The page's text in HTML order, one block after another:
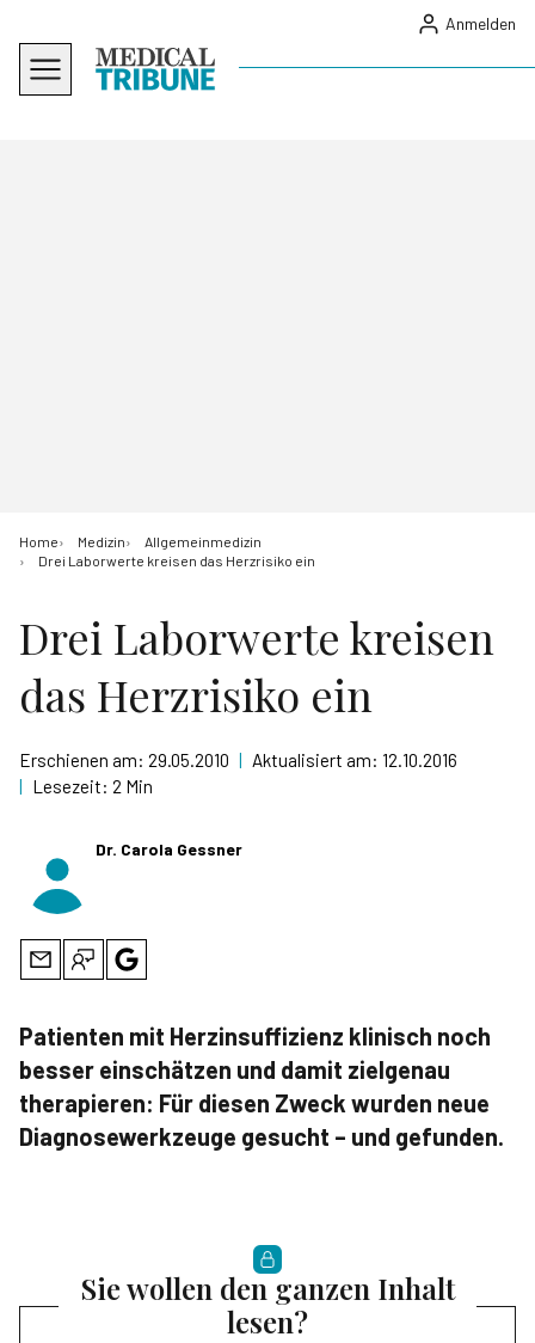
Anmelden
Home Medizin
Allgemeinmedizin
Drei Laborwerte kreisen das Herzrisiko ein
Drei Laborwerte kreisen
das Herzrisiko ein
Erschienen am: 29.05.2010 | Aktualisiert am: 12.10.2016
| Lesezeit: 2 Min
Dr. Carola Gessner
Patienten mit Herzinsuffizienz klinisch noch
besser einschätzen und damit zielgenau
therapieren: Für diesen Zweck wurden neue
Diagnosewerkzeuge gesucht – und gefunden.
Sie wollen den ganzen Inhalt
lesen?